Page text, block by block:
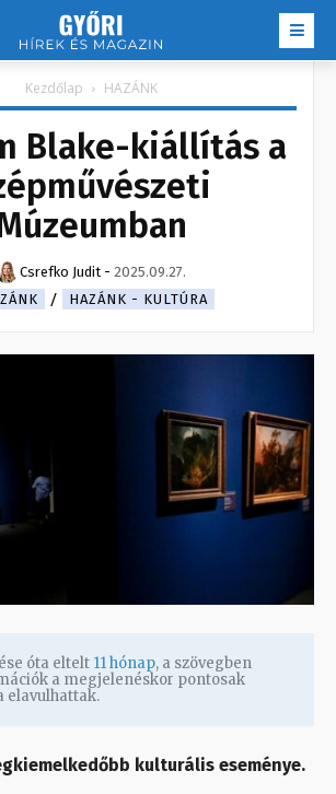
Kezdőlap HAZÁNK
Blake-kiállítás a
Csrefko Judit - 2025.09.27.
HAZÁNK - KULTÚRA
óta eltelt 11 hónap, a szövegben
a megjelenéskor pontosak
elavulhattak.
kulturális eseménye.